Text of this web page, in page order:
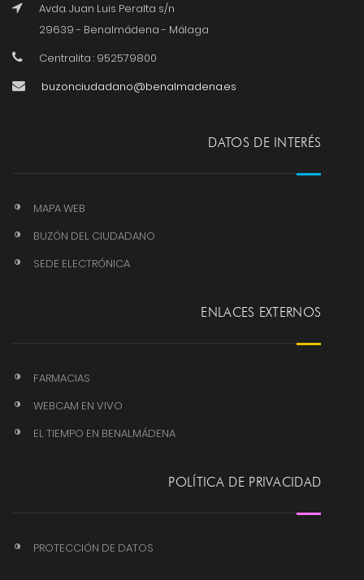
Avda. Juan Luis Peralta s/n
29639 - Benalmádena - Málaga
Centralita : 952579800
buzonciudadano@benalmadena.es
DATOS DE INTERÉS
MAPA WEB
BUZÓN DEL CIUDADANO
SEDE ELECTRÓNICA
ENLACES EXTERNOS
FARMACIAS
WEBCAM EN VIVO
EL TIEMPO EN BENALMÁDENA
POLÍTICA DE PRIVACIDAD
PROTECCIÓN DE DATOS